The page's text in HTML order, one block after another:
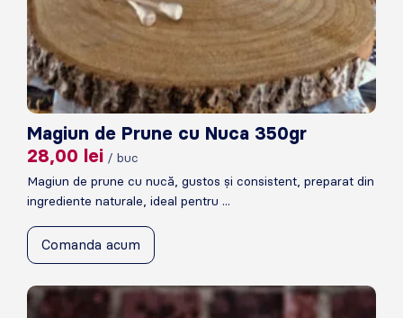
Magiun de Prune cu Nuca 350gr
28,00 lei / buc
Magiun de prune cu nucă, gustos și consistent, preparat din
ingrediente naturale, ideal pentru ...
Comanda acum